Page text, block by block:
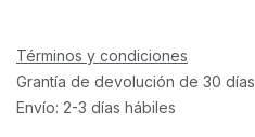
Términos y condiciones
Grantía de devolución de 30 días
Envío: 2-3 días hábiles